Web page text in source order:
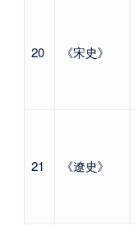
20 《宋史》
21 《遼史》